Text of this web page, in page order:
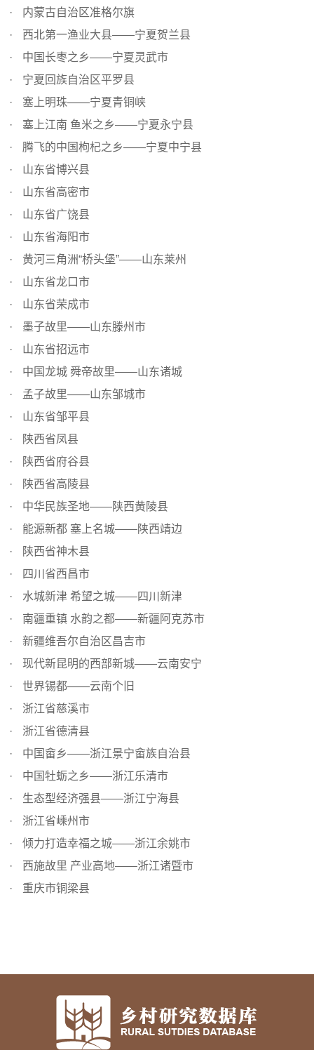
内蒙古自治区准格尔旗
西北第一渔业大县——宁夏贺兰县
中国长枣之乡——宁夏灵武市
宁夏回族自治区平罗县
塞上明珠——宁夏青铜峡
塞上江南 鱼米之乡——宁夏永宁县
腾飞的中国枸杞之乡——宁夏中宁县
山东省博兴县
山东省高密市
山东省广饶县
山东省海阳市
黄河三角洲“桥头堡”——山东莱州
山东省龙口市
山东省荣成市
墨子故里——山东滕州市
山东省招远市
中国龙城 舜帝故里——山东诸城
孟子故里——山东邹城市
山东省邹平县
陕西省凤县
陕西省府谷县
陕西省高陵县
中华民族圣地——陕西黄陵县
能源新都 塞上名城——陕西靖边
陕西省神木县
四川省西昌市
水城新津 希望之城——四川新津
南疆重镇 水韵之都——新疆阿克苏市
新疆维吾尔自治区昌吉市
现代新昆明的西部新城——云南安宁
世界锡都——云南个旧
浙江省慈溪市
浙江省德清县
中国畲乡——浙江景宁畲族自治县
中国牡蛎之乡——浙江乐清市
生态型经济强县——浙江宁海县
浙江省嵊州市
倾力打造幸福之城——浙江余姚市
西施故里 产业高地——浙江诸暨市
重庆市铜梁县